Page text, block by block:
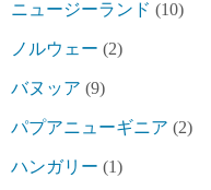
ニュージーランド (10)
ノルウェー (2)
バヌッア (9)
パプアニューギニア (2)
ハンガリー (1)